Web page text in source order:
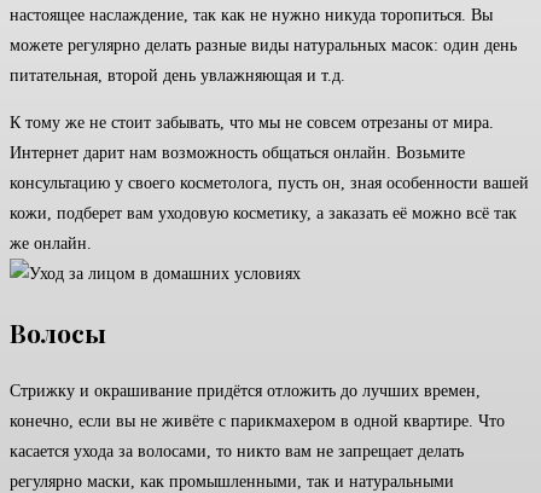
настоящее наслаждение, так как не нужно никуда торопиться. Вы
можете регулярно делать разные виды натуральных масок: один день
питательная, второй день увлажняющая и т.д.
К тому же не стоит забывать, что мы не совсем отрезаны от мира.
Интернет дарит нам возможность общаться онлайн. Возьмите
консультацию у своего косметолога, пусть он, зная особенности вашей
кожи, подберет вам уходовую косметику, а заказать её можно всё так
же онлайн.
Волосы
Стрижку и окрашивание придётся отложить до лучших времен,
конечно, если вы не живёте с парикмахером в одной квартире. Что
касается ухода за волосами, то никто вам не запрещает делать
регулярно маски, как промышленными, так и натуральными